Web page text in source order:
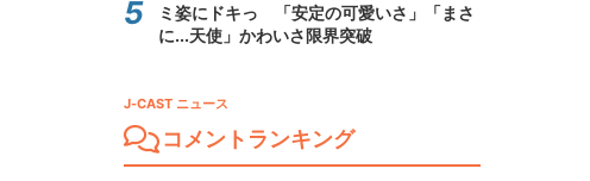
ミ姿にドキっ 「安定の可愛いさ」「まさ
に...天使」かわいさ限界突破
J-CAST ニュース
コメントランキング